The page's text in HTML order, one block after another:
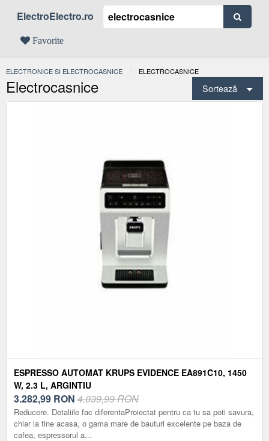
ElectroElectro.ro
Favorite
ELECTRONICE SI ELECTROCASNICE ACTUAL:
ELECTROCASNICE
Electrocasnice Sortează
ESPRESSO AUTOMAT KRUPS EVIDENCE EA891C10, 1450
W, 2.3 L, ARGINTIU
3.282,99 RON 4.039,99 RON
Reducere. Detaliile fac diferentaProiectat pentru ca tu sa poti savura,
chiar la tine acasa, o gama mare de bauturi excelente pe baza de
cafea, espressorul a...